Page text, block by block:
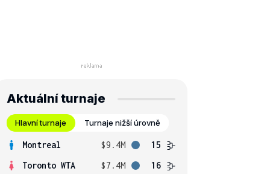
Aktuální turnaje
Hlavní turnaje Turnaje nižší úrovně
Montreal $9.4M
15
Toronto WTA
$7.4M 16